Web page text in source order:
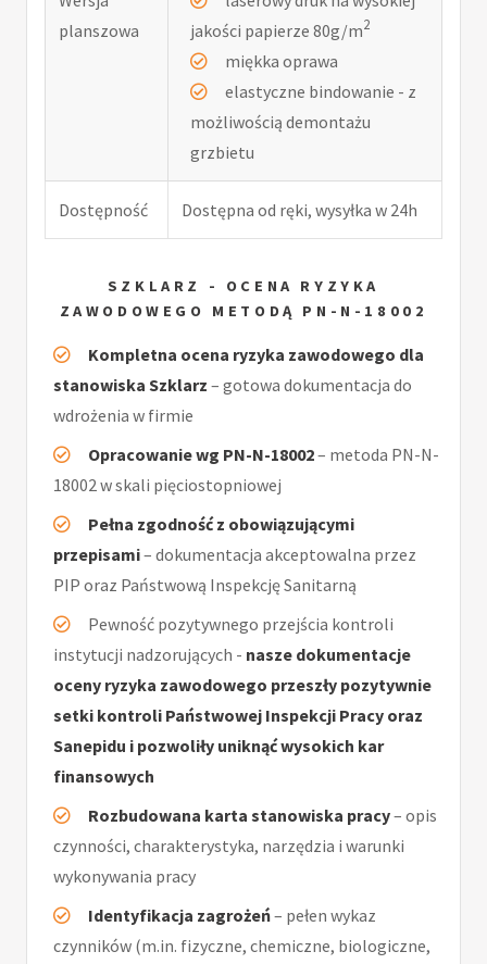
planszowa
jakości papierze 80g/m2
miękka oprawa
elastyczne bindowanie - z
możliwością demontażu
grzbietu
Dostępność Dostępna od ręki, wysyłka w 24h
SZKLARZ - OCENA RYZYKA
ZAWODOWEGO METODĄ PN-N-18002
Kompletna ocena ryzyka zawodowego dla
stanowiska Szklarz – gotowa dokumentacja do
wdrożenia w firmie
Opracowanie wg PN-N-18002– metoda PN-N-
18002 w skali pięciostopniowej
Pełna zgodność z obowiązującymi
przepisami– dokumentacja akceptowalna przez
PIP oraz Państwową Inspekcję Sanitarną
Pewność pozytywnego przejścia kontroli
instytucji nadzorujących - nasze dokumentacje
oceny ryzyka zawodowego przeszły pozytywnie
setki kontroli Państwowej Inspekcji Pracy oraz
Sanepidu i pozwoliły uniknąć wysokich kar
finansowych
Rozbudowana karta stanowiska pracy– opis
czynności, charakterystyka, narzędzia i warunki
wykonywania pracy
Identyfikacja zagrożeń– pełen wykaz
czynników (m.in. fizyczne, chemiczne, biologiczne,